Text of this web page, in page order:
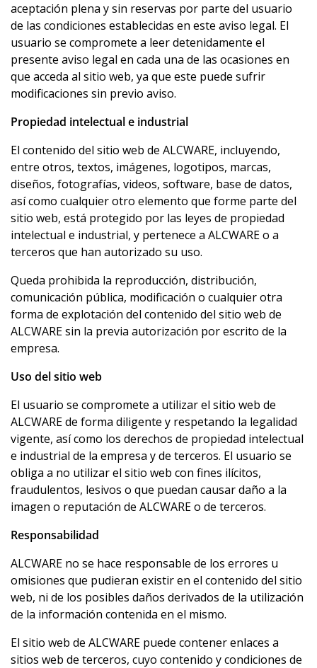
aceptación plena y sin reservas por parte del usuario
de las condiciones establecidas en este aviso legal. El
usuario se compromete a leer detenidamente el
presente aviso legal en cada una de las ocasiones en
que acceda al sitio web, ya que este puede sufrir
modificaciones sin previo aviso.
Propiedad intelectual e industrial
El contenido del sitio web de ALCWARE, incluyendo,
entre otros, textos, imágenes, logotipos, marcas,
diseños, fotografías, videos, software, base de datos,
así como cualquier otro elemento que forme parte del
sitio web, está protegido por las leyes de propiedad
intelectual e industrial, y pertenece a ALCWARE o a
terceros que han autorizado su uso.
Queda prohibida la reproducción, distribución,
comunicación pública, modificación o cualquier otra
forma de explotación del contenido del sitio web de
ALCWARE sin la previa autorización por escrito de la
empresa.
Uso del sitio web
El usuario se compromete a utilizar el sitio web de
ALCWARE de forma diligente y respetando la legalidad
vigente, así como los derechos de propiedad intelectual
e industrial de la empresa y de terceros. El usuario se
obliga a no utilizar el sitio web con fines ilícitos,
fraudulentos, lesivos o que puedan causar daño a la
imagen o reputación de ALCWARE o de terceros.
Responsabilidad
ALCWARE no se hace responsable de los errores u
omisiones que pudieran existir en el contenido del sitio
web, ni de los posibles daños derivados de la utilización
de la información contenida en el mismo.
El sitio web de ALCWARE puede contener enlaces a
sitios web de terceros, cuyo contenido y condiciones de